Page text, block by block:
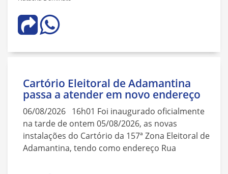
Cartório Eleitoral de Adamantina
passa a atender em novo endereço
06/08/2026 16h01 Foi inaugurado oficialmente
na tarde de ontem 05/08/2026, as novas
instalações do Cartório da 157ª Zona Eleitoral de
Adamantina, tendo como endereço Rua